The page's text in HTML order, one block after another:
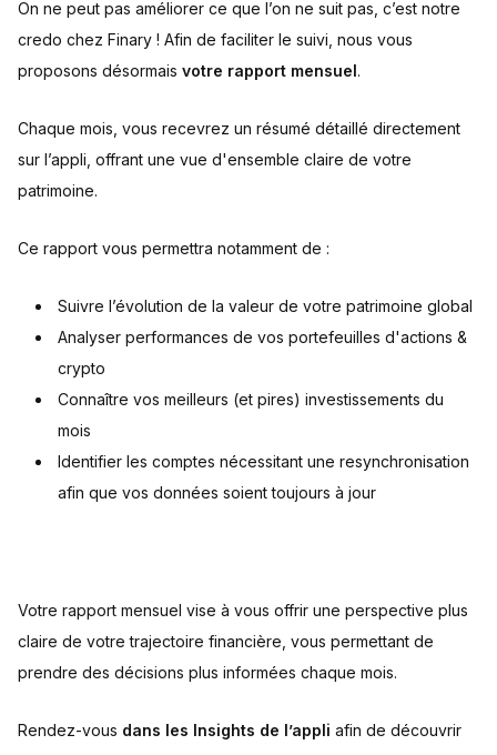
On ne peut pas améliorer ce que l’on ne suit pas, c’est notre
credo chez Finary ! Afin de faciliter le suivi, nous vous
proposons désormais votre rapport mensuel.
Chaque mois, vous recevrez un résumé détaillé directement
sur l’appli, offrant une vue d'ensemble claire de votre
patrimoine.
Ce rapport vous permettra notamment de :
Suivre l’évolution de la valeur de votre patrimoine global
Analyser performances de vos portefeuilles d'actions &
crypto
Connaître vos meilleurs (et pires) investissements du
mois
Identifier les comptes nécessitant une resynchronisation
afin que vos données soient toujours à jour
Votre rapport mensuel vise à vous offrir une perspective plus
claire de votre trajectoire financière, vous permettant de
prendre des décisions plus informées chaque mois.
Rendez-vous dans les Insights de l’appli afin de découvrir